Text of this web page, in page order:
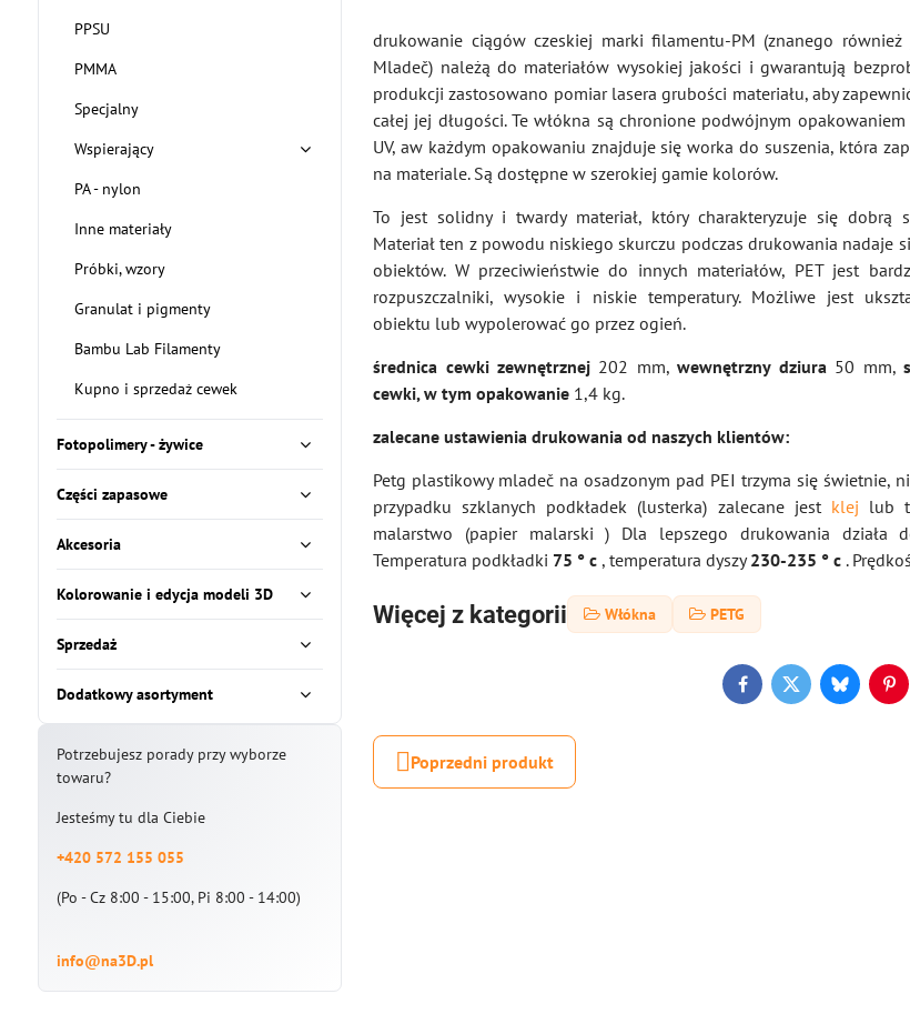
drukowanie ciągów czeskiej marki filamentu-PM (znanego
Mladeč) należą do materiałów wysokiej jakości i gwarantują
produkcji zastosowano pomiar lasera grubości materiału, aby
całej jej długości. Te włókna są chronione podwójnym
UV, aw każdym opakowaniu znajduje się worka do suszenia, która
na materiale. Są dostępne w szerokiej gamie kolorów.
To jest solidny i twardy materiał, który charakteryzuje się dobrą
Materiał ten z powodu niskiego skurczu podczas drukowania nadaje
obiektów. W przeciwieństwie do innych materiałów, PET jest
rozpuszczalniki, wysokie i niskie temperatury. Możliwe jest
obiektu lub wypolerować go przez ogień.
średnica cewki zewnętrznej 202 mm,wewnętrzny dziura 50 mm,
cewki, w tym opakowanie 1,4 kg.
zalecane ustawienia drukowania od naszych klientów:
Petg plastikowy mladeč na osadzonym pad PEI trzyma się świetnie,
przypadku szklanych podkładek (lusterka) zalecane jest klej lub
malarstwo (papier malarski ) Dla lepszego drukowania działa
Temperatura podkładki 75 °c , temperatura dyszy230-235 °c .
Więcej z kategorii Włókna PETG
FacebookTwitterBluesky
Poprzedni produkt
PPSU
PMMA
Specjalny
Wspierający
PA - nylon
Inne materiały
Próbki, wzory
Granulat i pigmenty
Bambu Lab Filamenty
Kupno i sprzedaż cewek
Fotopolimery - żywice
Części zapasowe
Akcesoria
Kolorowanie i edycja modeli 3D
Sprzedaż
Dodatkowy asortyment
Potrzebujesz porady przy wyborze
towaru?
Jesteśmy tu dla Ciebie
+420 572 155 055
(Po - Cz 8:00 - 15:00, Pi 8:00 - 14:00)
info@na3D.pl